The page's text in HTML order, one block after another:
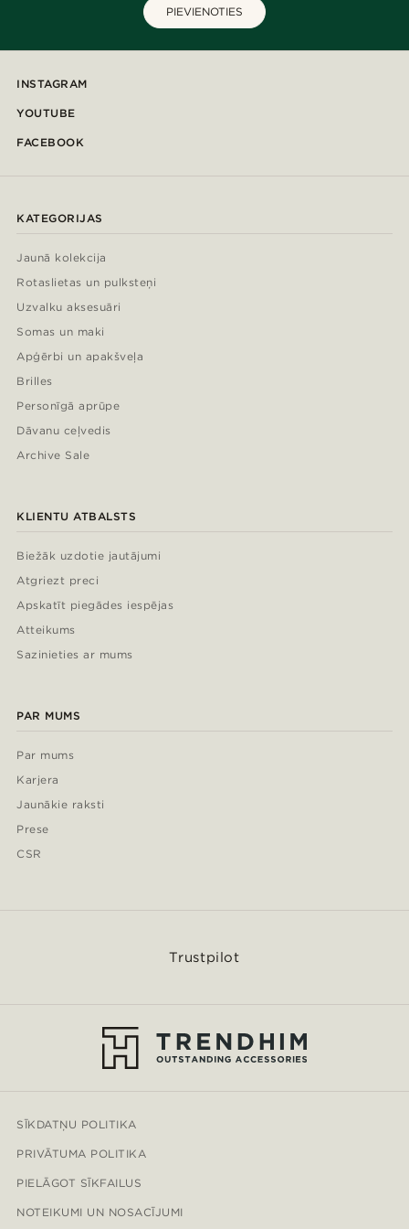
PIEVIENOTIES
INSTAGRAM
YOUTUBE
FACEBOOK
KATEGORIJAS
Jaunā kolekcija
Rotaslietas un pulksteņi
Uzvalku aksesuāri
Somas un maki
Apģērbi un apakšveļa
Brilles
Personīgā aprūpe
Dāvanu ceļvedis
Archive Sale
KLIENTU ATBALSTS
Biežāk uzdotie jautājumi
Atgriezt preci
Apskatīt piegādes iespējas
Atteikums
Sazinieties ar mums
PAR MUMS
Par mums
Karjera
Jaunākie raksti
Prese
CSR
Trustpilot
SĪKDATŅU POLITIKA
PRIVĀTUMA POLITIKA
PIELĀGOT SĪKFAILUS
NOTEIKUMI UN NOSACĪJUMI